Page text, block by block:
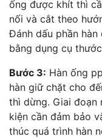
ống được khít thì
nối và cắt theo
Đánh dấu phần
bằng dụng cụ
Bước 3: Hàn ống
hàn giữ chặt cho
thì dừng. Giai đoạn
kiện cần đảm bảo
thúc quá trình hàn